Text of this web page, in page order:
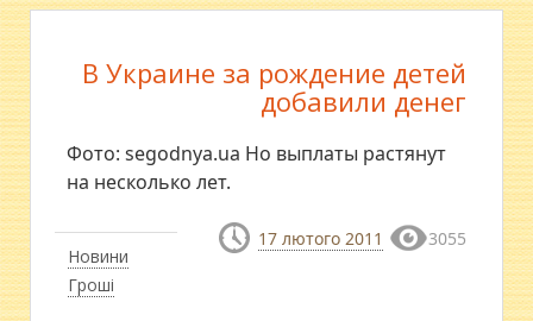
Новини
Гроші
В Украине за рождение детей
добавили денег
Фото: segodnya.ua Но выплаты растянут
на несколько лет.
17 лютого 2011 3055